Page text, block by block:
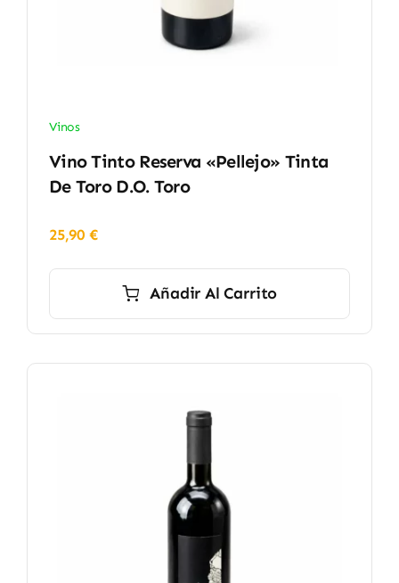
Vinos
Vino Tinto Reserva «Pellejo» Tinta
De Toro D.O. Toro
25,90 €
Añadir Al Carrito